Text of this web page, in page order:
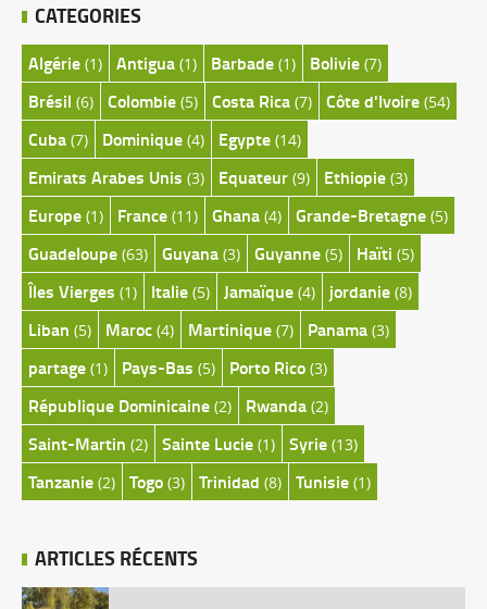
CATEGORIES
Algérie (1) Antigua (1) Barbade (1) Bolivie (7)
Brésil (6) Colombie (5) Costa Rica (7) Côte d'Ivoire (54)
Cuba (7) Dominique (4) Egypte (14)
Emirats Arabes Unis (3) Equateur (9) Ethiopie (3)
Europe (1) France (11) Ghana (4) Grande-Bretagne (5)
Guadeloupe (63) Guyana (3) Guyanne (5) Haïti (5)
Îles Vierges (1) Italie (5) Jamaïque (4) jordanie (8)
Liban (5) Maroc (4) Martinique (7) Panama (3)
partage (1) Pays-Bas (5) Porto Rico (3)
République Dominicaine (2) Rwanda (2)
Saint-Martin (2) Sainte Lucie (1) Syrie (13)
Tanzanie (2) Togo (3) Trinidad (8) Tunisie (1)
ARTICLES RÉCENTS